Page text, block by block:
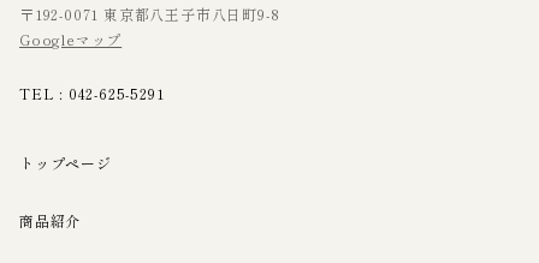
〒192-0071 東京都八王子市八日町9-8
Googleマップ
TEL : 042-625-5291
トップページ
商品紹介